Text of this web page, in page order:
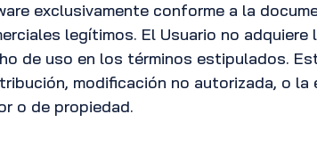
exclusivamente conforme a la
legítimos. El Usuario no adquiere
de uso en los términos estipulados.
modificación no autorizada, o la
o de propiedad.